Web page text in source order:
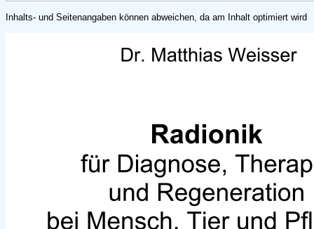
Inhalts- und Seitenangaben können abweichen, da am Inhalt optimiert wird